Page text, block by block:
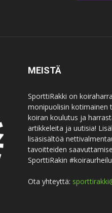
MEISTÄ
SporttiRakki on
monipuolisin kotimainen
koiran koulutus ja
artikkeleita ja uutisia!
lisäsisältöä
tavoitteiden
SporttiRakin
Ota yhteyttä: